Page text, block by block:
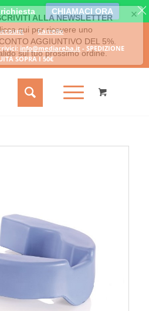
Carrello
info@mediareha.it- SPEDIZIONE
SOPRA I 50€
CHIAMACI ORA